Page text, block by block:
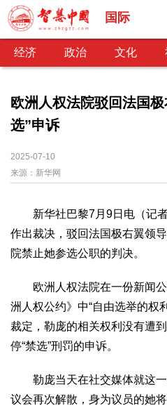
国际
经济 政治 文化
经济
经济观察
经济转型
司法公正
网文推荐
中华文化 核心价值 文化产业
社会
工业
欧洲人权法院驳回法国
选”申诉
2025-07-10
来源： 新华网
新华社巴黎7月9日电（记者
作出裁决，驳回法国极右翼领
院禁止她参选公职的判决。
欧洲人权法院在一份新闻公
洲人权公约》中“自由选举的权
裁定，勒庞的相关权利没有遭
停“禁选”刑罚的申诉。
勒庞当天在社交媒体就这一
议会再次解散，身为议员的她